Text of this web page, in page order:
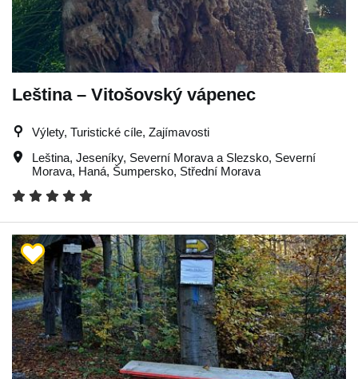
Leština – Vitošovský vápenec
Výlety, Turistické cíle, Zajímavosti
Leština, Jeseníky, Severní Morava a Slezsko, Severní
Morava, Haná, Šumpersko, Střední Morava